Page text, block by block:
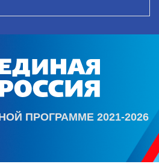
ПРОГРАММЕ 2021-2026